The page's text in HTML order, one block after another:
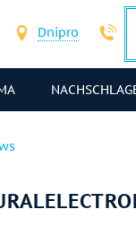
Dnipro